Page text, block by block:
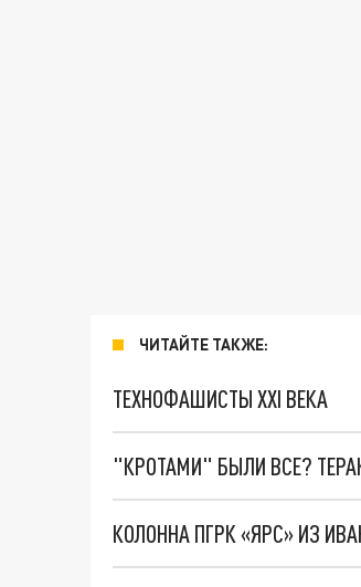
ЧИТАЙТЕ ТАКЖЕ:
ТЕХНОФАШИСТЫ XXI ВЕКА
"КРОТАМИ" БЫЛИ ВСЕ?
КОЛОННА ПГРК «ЯРС» ИЗ